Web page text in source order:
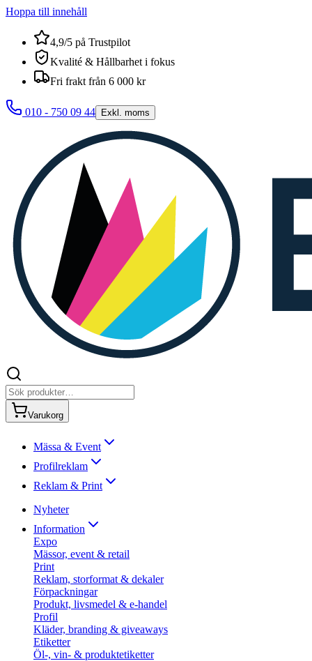
Hoppa till innehåll
4,9/5 på Trustpilot
Kvalité & Hållbarhet i fokus
Fri frakt från 6 000 kr
010 - 750 09 44 Exkl. moms
Varukorg
Mässa & Event
Profilreklam
Reklam & Print
Nyheter
Information
Expo
Mässor, event & retail
Print
Reklam, storformat & dekaler
Förpackningar
Produkt, livsmedel & e-handel
Profil
Kläder, branding & giveaways
Etiketter
Öl-, vin- & produktetiketter